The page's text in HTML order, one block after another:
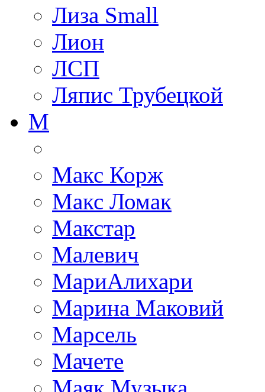
Лиза Small
Лион
ЛСП
Ляпис Трубецкой
М
Макс Корж
Макс Ломак
Макстар
Малевич
МариАлихари
Марина Маковий
Марсель
Мачете